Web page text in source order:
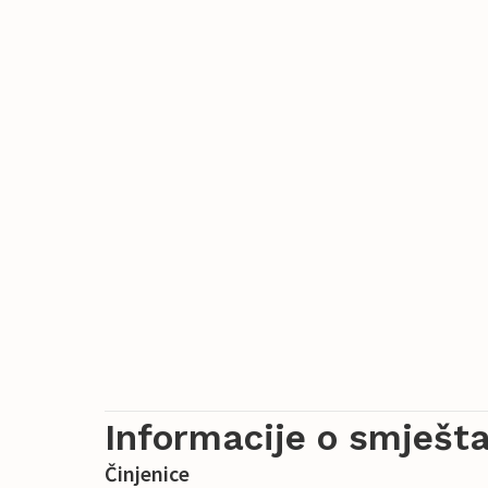
Informacije o
Činjenice